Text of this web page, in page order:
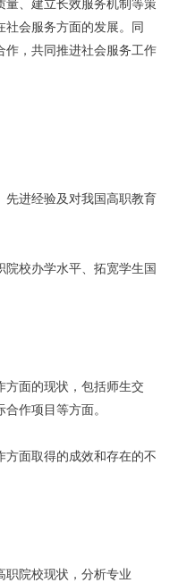
量、建立长效服务机制等策
社会服务方面的发展。同
作，共同推进社会服务工作
先进经验及对我国高职教育
校办学水平、拓宽学生国
方面的现状，包括师生交
作项目等方面。
方面取得的成效和存在的不
职院校现状，分析专业